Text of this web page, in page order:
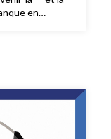
en